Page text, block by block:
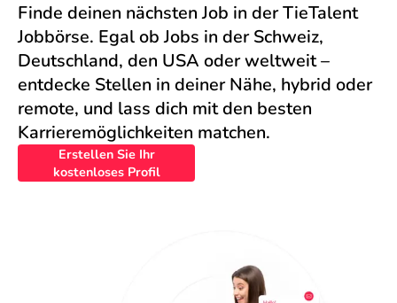
Finde deinen nächsten Job in der TieTalent
Jobbörse. Egal ob Jobs in der Schweiz,
Deutschland, den USA oder weltweit –
entdecke Stellen in deiner Nähe, hybrid oder
remote, und lass dich mit den besten
Karrieremöglichkeiten matchen.
Erstellen Sie Ihr
kostenloses Profil